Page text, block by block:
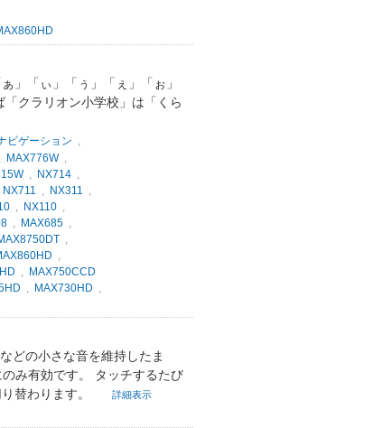
」「ぃ」「ぅ」「ぇ」「ぉ」
クラリオン小学校」は「くら
ビゲーション ,
, MAX776W,
, NX714 ,
NX711 , NX311 ,
, NX110 ,
, MAX685 ,
,
,
, MAX750CCD
, MAX730HD ,
どの小さな音を維持したま
み有効です。 タッチするたび
替わります。
詳細表示